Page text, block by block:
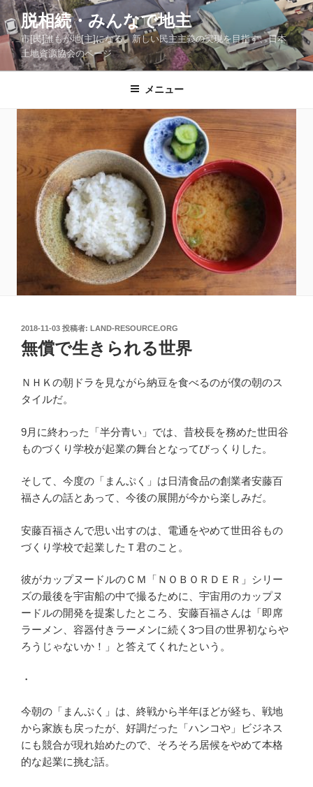
コ
ン
テ
ツ
脱相続・みんなで地主
市[民]誰もが地[主]になる、新しい民主主義の実現を目指す、日本
土地資源協会のページ
メニュー
投
稿
日:
2018-11-03 投稿者: LAND-RESOURCE.ORG
無償で生きられる世界
ＮＨＫの朝ドラを見ながら納豆を食べるのが僕の朝のス
タイルだ。
9月に終わった「半分青い」では、昔校長を務めた世田谷
ものづくり学校が起業の舞台となってびっくりした。
そして、今度の「まんぷく」は日清食品の創業者安藤百
福さんの話とあって、今後の展開が今から楽しみだ。
安藤百福さんで思い出すのは、電通をやめて世田谷もの
づくり学校で起業したＴ君のこと。
彼がカップヌードルのＣＭ「ＮＯＢＯＲＤＥＲ」シリー
ズの最後を宇宙船の中で撮るために、宇宙用のカップヌ
ードルの開発を提案したところ、安藤百福さんは「即席
ラーメン、容器付きラーメンに続く3つ目の世界初ならや
ろうじゃないか！」と答えてくれたという。
・
今朝の「まんぷく」は、終戦から半年ほどが経ち、戦地
から家族も戻ったが、好調だった「ハンコや」ビジネス
にも競合が現れ始めたので、そろそろ居候をやめて本格
的な起業に挑む話。